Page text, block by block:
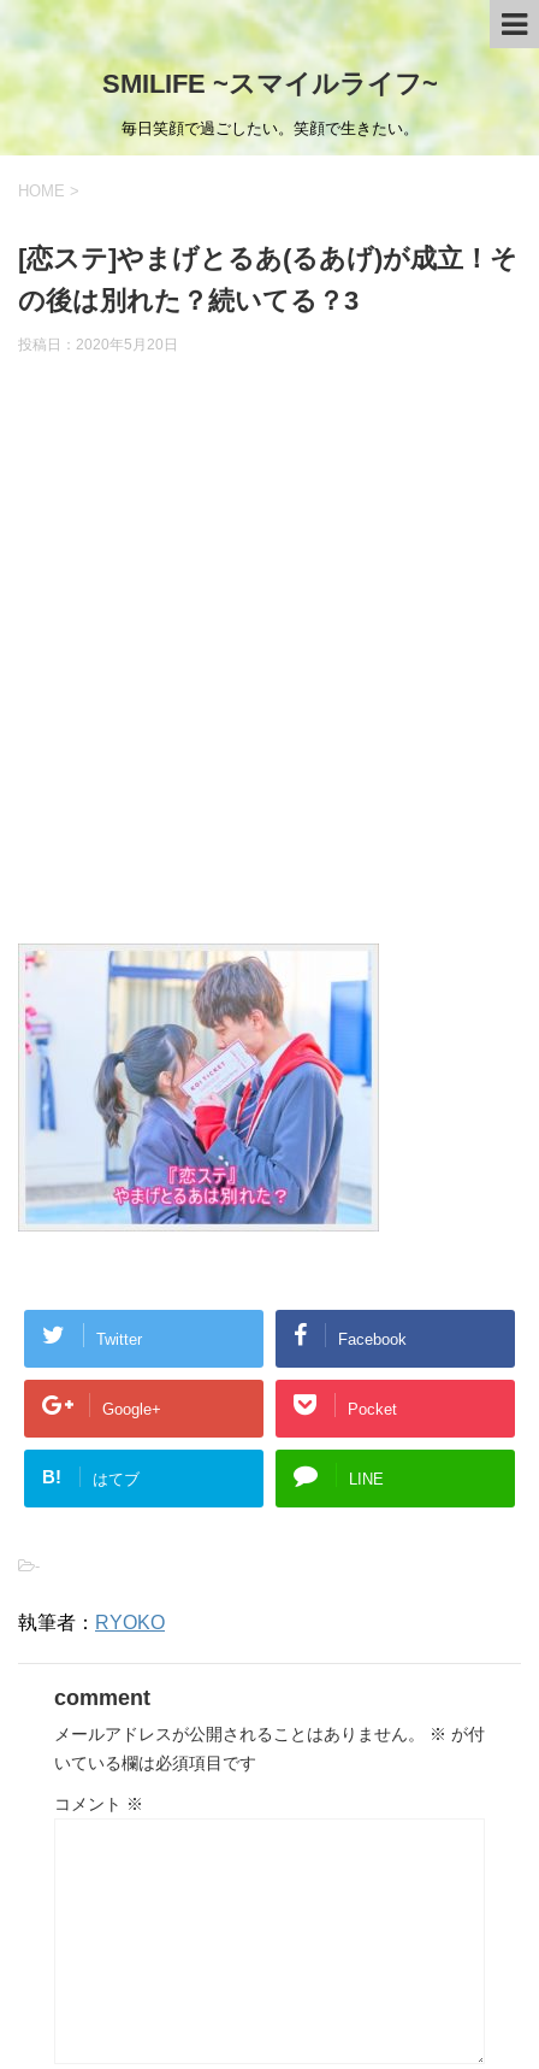
SMILIFE ~スマイルライフ~
毎日笑顔で過ごしたい。笑顔で生きたい。
HOME >
[恋ステ]やまげとるあ(るあげ)が成立！そ
の後は別れた？続いてる？3
投稿日： 2020年5月20日
Twitter Facebook
Google+ Pocket
B! はてブ LINE
-
執筆者： RYOKO
comment
メールアドレスが公開されることはありません。 ※ が付
いている欄は必須項目です
コメント ※